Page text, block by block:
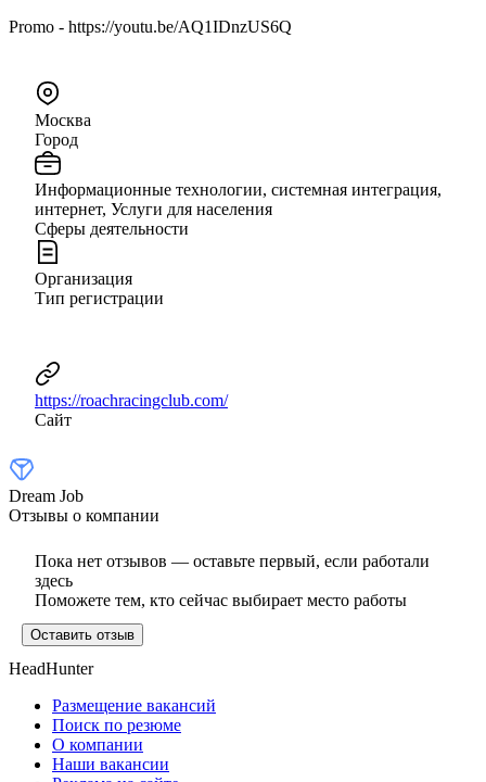
Promo - https://youtu.be/AQ1IDnzUS6Q
Москва
Город
Информационные технологии, системная интеграция,
интернет, Услуги для населения
Сферы деятельности
Организация
Тип регистрации
https://roachracingclub.com/
Сайт
Dream Job
Отзывы о компании
Пока нет отзывов — оставьте первый, если работали
здесь
Поможете тем, кто сейчас выбирает место работы
Оставить отзыв
HeadHunter
Размещение вакансий
Поиск по резюме
О компании
Наши вакансии